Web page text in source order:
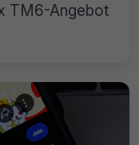
TM6-Angebot